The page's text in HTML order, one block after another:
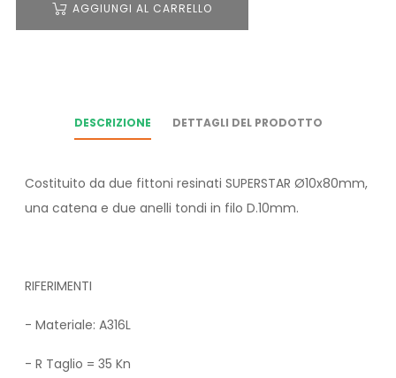
AGGIUNGI AL CARRELLO
DESCRIZIONE DETTAGLI DEL PRODOTTO
Costituito da due fittoni resinati SUPERSTAR Ø10x80mm,
una catena e due anelli tondi in filo D.10mm.
RIFERIMENTI
- Materiale: A316L
- R Taglio = 35 Kn